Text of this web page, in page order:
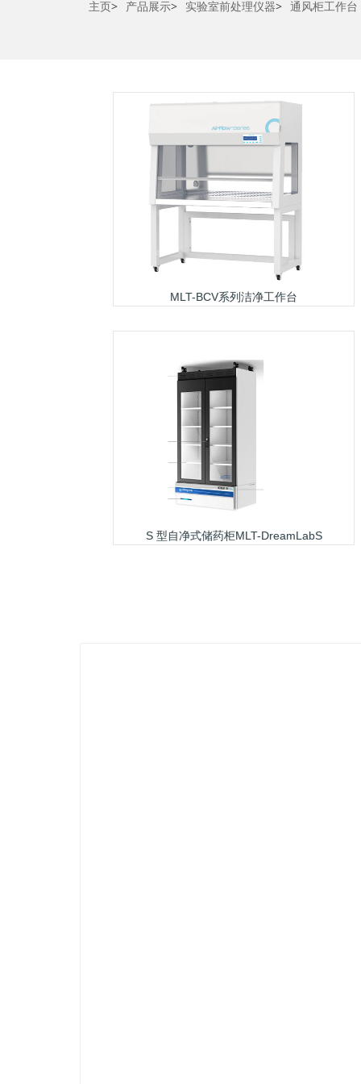
主页> 产品展示> 实验室前处理仪器> 通风柜工作台
MLT-BCV系列洁净工作台
S 型自净式储药柜MLT-DreamLabS